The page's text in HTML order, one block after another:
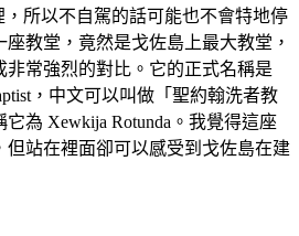
，所以不自駕的話可能也不會特地停
教堂，竟然是戈佐島上最大教堂，
非常強烈的對比。它的正式名稱是
，中文可以叫做「聖約翰洗者教
為 Xewkija Rotunda。我覺得這座
但站在裡面卻可以感受到戈佐島在建